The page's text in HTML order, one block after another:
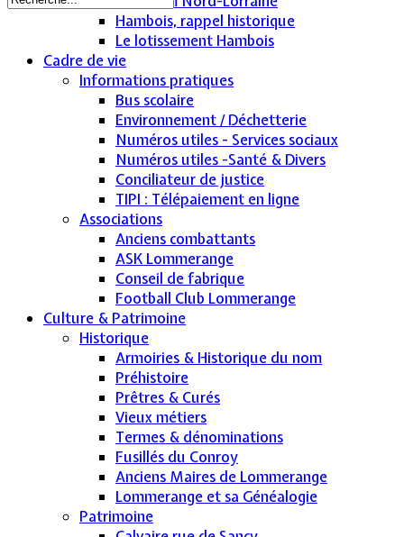
Hambois, rappel historique
Le lotissement Hambois
Cadre de vie
Informations pratiques
Bus scolaire
Environnement / Déchetterie
Numéros utiles - Services sociaux
Numéros utiles -Santé & Divers
Conciliateur de justice
TIPI : Télépaiement en ligne
Associations
Anciens combattants
ASK Lommerange
Conseil de fabrique
Football Club Lommerange
Culture & Patrimoine
Historique
Armoiries & Historique du nom
Préhistoire
Prêtres & Curés
Vieux métiers
Termes & dénominations
Fusillés du Conroy
Anciens Maires de Lommerange
Lommerange et sa Généalogie
Patrimoine